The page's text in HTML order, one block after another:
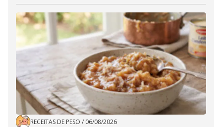
RECEITAS DE PESO / 06/08/2026